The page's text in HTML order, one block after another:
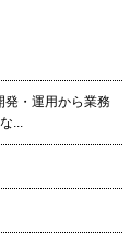
発・運用から業務
...